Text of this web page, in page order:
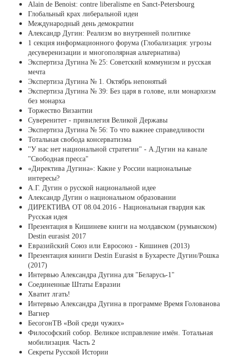
Alain de Benoist: contre liberalisme en Sanct-Petersbourg
Глобальный крах либеральной идеи
Международный день демократии
Александр Дугин: Реализм во внутренней политике
1 секция информационного форума (Глобализация: угрозы
десуверенизации и многополярная альтернатива)
Экспертиза Дугина № 25: Советский коммунизм и русская
мечта
Экспертиза Дугина № 1. Октябрь непонятый
Экспертиза Дугина № 39: Без царя в голове, или монархизм
без монарха
Торжество Византии
Суверенитет - привилегия Великой Державы
Экспертиза Дугина № 56: То что важнее справедливости
Тотальная свобода консерватизма
''У нас нет национальной стратегии" - А.Дугин на канале
"Свободная пресса"
«Директива Дугина»: Какие у России национальные
интересы?
А.Г. Дугин о русской национальной идее
Александр Дугин о национальном образовании
ДИРЕКТИВА ОТ 08.04.2016 - Национальная гвардия как
Русская идея
Презентация в Кишиневе книги на молдавском (румынском)
Destin eurasist 2017
Евразийский Союз или Евросоюз - Кишинев (2013)
Презентация киниги Destin Eurasist в Бухаресте Дугин/Рошка
(2017)
Интервью Александра Дугина для "Беларусь-1"
Соединенные Штаты Евразии
Хватит лгать!
Интервью Александра Дугина в программе Время Голованова
Вагнер
БесогонТВ «Вой среди чужих»
Философский собор. Великое исправление имён. Тотальная
мобилизация. Часть 2
Секреты Русской Истории